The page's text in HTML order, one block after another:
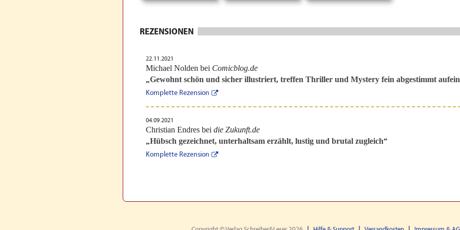
REZENSIONEN
22.11.2021
Michael Nolden bei Comicblog.de
„Gewohnt schön und sicher illustriert, treffen Thriller und Mystery fein abgestimmt
Komplette Rezension
04.09.2021
Christian Endres bei die Zukunft.de
„Hübsch gezeichnet, unterhaltsam erzählt, lustig und brutal zugleich”
Komplette Rezension